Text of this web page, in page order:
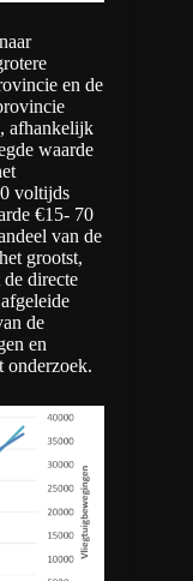
en de
afhankelijk
waarde
voltijds
€15- 70
van de
grootst,
directe
de
en
onderzoek.